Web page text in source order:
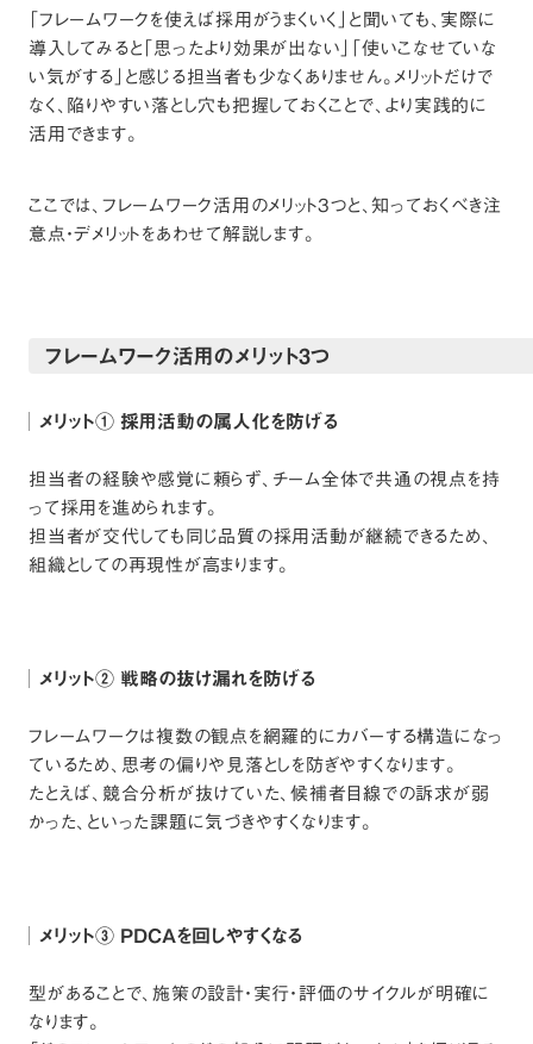
「フレームワークを使えば採用がうまくいく」と聞いても、実際に
導入してみると「思ったより効果が出ない」「使いこなせていな
い気がする」と感じる担当者も少なくありません。メリットだけで
なく、陥りやすい落とし穴も把握しておくことで、より実践的に
活用できます。
ここでは、フレームワーク活用のメリット3つと、知っておくべき注
意点・デメリットをあわせて解説します。
フレームワーク活用のメリット3つ
メリット① 採用活動の属人化を防げる
担当者の経験や感覚に頼らず、チーム全体で共通の視点を持
って採用を進められます。
担当者が交代しても同じ品質の採用活動が継続できるため、
組織としての再現性が高まります。
メリット② 戦略の抜け漏れを防げる
フレームワークは複数の観点を網羅的にカバーする構造になっ
ているため、思考の偏りや見落としを防ぎやすくなります。
たとえば、競合分析が抜けていた、候補者目線での訴求が弱
かった、といった課題に気づきやすくなります。
メリット③ PDCAを回しやすくなる
型があることで、施策の設計・実行・評価のサイクルが明確に
なります。